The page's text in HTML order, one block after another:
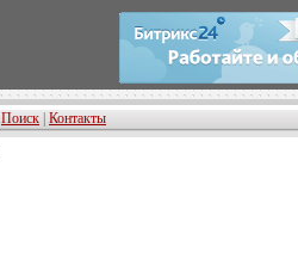
Поиск Контакты